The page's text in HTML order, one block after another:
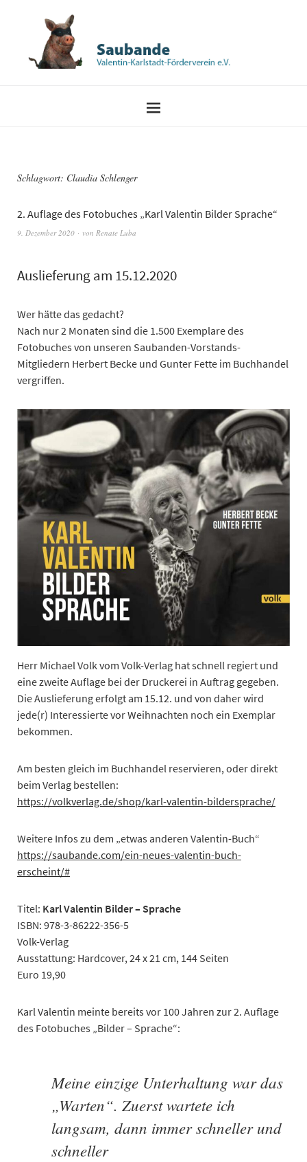
Schlagwort: Claudia Schlenger
2. Auflage des Fotobuches „Karl Valentin Bilder Sprache“
9. Dezember 2020 von Renate Luba
Auslieferung am 15.12.2020
Wer hätte das gedacht?
Nach nur 2 Monaten sind die 1.500 Exemplare des
Fotobuches von unseren Saubanden-Vorstands-
Mitgliedern Herbert Becke und Gunter Fette im Buchhandel
vergriffen.
Herr Michael Volk vom Volk-Verlag hat schnell regiert und
eine zweite Auflage bei der Druckerei in Auftrag gegeben.
Die Auslieferung erfolgt am 15.12. und von daher wird
jede(r) Interessierte vor Weihnachten noch ein Exemplar
bekommen.
Am besten gleich im Buchhandel reservieren, oder direkt
beim Verlag bestellen:
https://volkverlag.de/shop/karl-valentin-bildersprache/
Weitere Infos zu dem „etwas anderen Valentin-Buch“
https://saubande.com/ein-neues-valentin-buch-
erscheint/#
Titel: Karl Valentin Bilder – Sprache
ISBN: 978-3-86222-356-5
Volk-Verlag
Ausstattung: Hardcover, 24 x 21 cm, 144 Seiten
Euro 19,90
Karl Valentin meinte bereits vor 100 Jahren zur 2. Auflage
des Fotobuches „Bilder – Sprache“:
Meine einzige Unterhaltung war das
„Warten“. Zuerst wartete ich
langsam, dann immer schneller und
schneller